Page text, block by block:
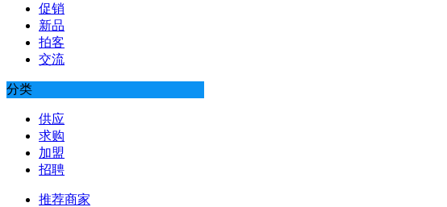
促销
新品
拍客
交流
分类
供应
求购
加盟
招聘
推荐商家